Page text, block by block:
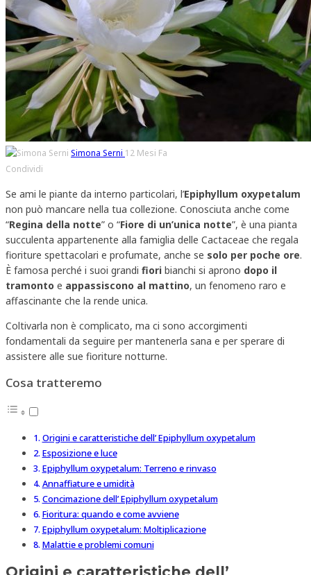
Simona Serni 12 Mesi Fa
Condividi
Se ami le piante da interno particolari, l’Epiphyllum oxypetalum
non può mancare nella tua collezione. Conosciuta anche come
“Regina della notte” o “Fiore di un’unica notte”, è una pianta
succulenta appartenente alla famiglia delle Cactaceae che regala
fioriture spettacolari e profumate, anche se solo per poche ore.
È famosa perché i suoi grandi fiori bianchi si aprono dopo il
tramonto e appassiscono al mattino, un fenomeno raro e
affascinante che la rende unica.
Coltivarla non è complicato, ma ci sono accorgimenti
fondamentali da seguire per mantenerla sana e per sperare di
assistere alle sue fioriture notturne.
Cosa tratteremo
Origini e caratteristiche dell’ Epiphyllum oxypetalum
Esposizione e luce
Epiphyllum oxypetalum: Terreno e rinvaso
Annaffiature e umidità
Concimazione dell’ Epiphyllum oxypetalum
Fioritura: quando e come avviene
Epiphyllum oxypetalum: Moltiplicazione
Malattie e problemi comuni